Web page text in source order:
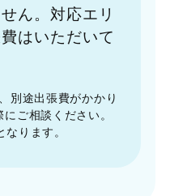
ん。対応エリ
はいただいて
別途出張費がかかり
ご相談ください。
ります。